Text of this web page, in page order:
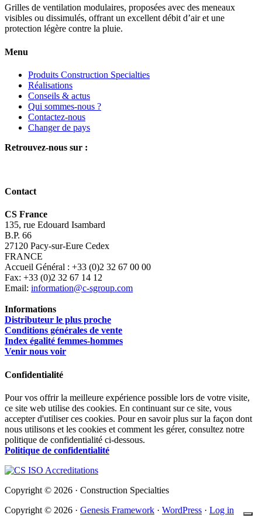
Grilles de ventilation modulaires, proposées avec des meneaux
visibles ou dissimulés, offrant un excellent débit d’air et une
protection légère contre la pluie.
Menu
Produits Construction Specialties
Réalisations
Conseils & actus
Qui sommes-nous ?
Contactez-nous
Changer de pays
Retrouvez-nous sur :
Contact
CS France
135, rue Edouard Isambard
B.P. 66
27120 Pacy-sur-Eure Cedex
FRANCE
Accueil Général : +33 (0)2 32 67 00 00
Fax: +33 (0)2 32 67 14 12
Email: information@c-sgroup.com
Informations
Distributeur le plus proche
Conditions générales de vente
Index égalité femmes-hommes
Venir nous voir
Confidentialité
Pour vos offrir la meilleure expérience possible lors de votre visite,
ce site web utilise des cookies. En continuant sur ce site, vous
accepter d'utiliser ces cookies. Pour en savoir plus sur la façon dont
nous utilisons et les cookies et comment les gérer, consultez notre
politique de confidentialité ci-dessous.
Politique de confidentialité
Copyright © 2026 · Construction Specialties
Copyright © 2026 · Genesis Framework · WordPress · Log in